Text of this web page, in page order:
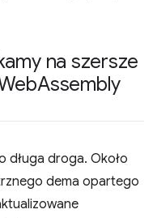
na szersze
Assembly
długa droga. Około
dema opartego